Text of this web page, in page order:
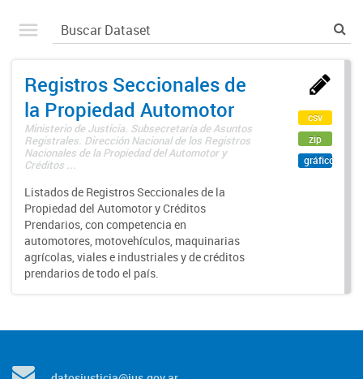
Registros Seccionales de
la Propiedad Automotor
Ministerio de Justicia. Subsecretaría de Asuntos
Registrales. Dirección Nacional de los Registros
Nacionales de la Propiedad del Automotor y
Créditos ...
Listados de Registros Seccionales de la
Propiedad del Automotor y Créditos
Prendarios, con competencia en
automotores, motovehículos, maquinarias
agrícolas, viales e industriales y de créditos
prendarios de todo el país.
csv
zip
gráfico